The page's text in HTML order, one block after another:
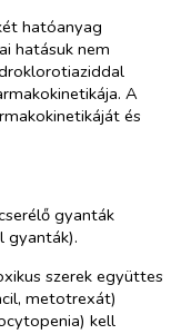
hatóanyag
hatásuk nem
A
és
gyanták
gyanták).
szerek együttes
metotrexát)
kell